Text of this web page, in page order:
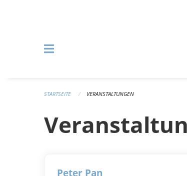
STARTSEITE VERANSTALTUNGEN
Peter Pan